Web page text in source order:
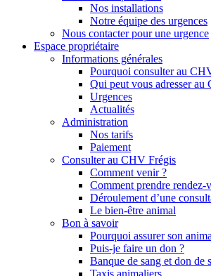
Nos installations
Notre équipe des urgences
Nous contacter pour une urgence
Espace propriétaire
Informations générales
Pourquoi consulter au
Qui peut vous adresser au
Urgences
Actualités
Administration
Nos tarifs
Paiement
Consulter au CHV Frégis
Comment venir ?
Comment prendre rendez-
Déroulement d’une
Le bien-être animal
Bon à savoir
Pourquoi assurer son
Puis-je faire un don ?
Banque de sang et don de
Taxis animaliers